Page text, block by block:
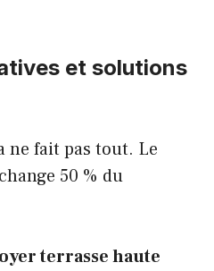
et solutions
ne fait pas tout. Le
50 % du
terrasse haute